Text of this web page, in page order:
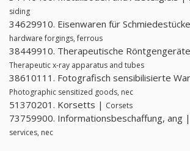
siding
34629910. Eisenwaren für
hardware forgings, ferrous
38449910. Therapeutische
Therapeutic x-ray apparatus and tubes
38610111. Fotografisch sensibilisierte
Photographic sensitized goods, nec
51370201. Korsetts | Corsets
73759900. Informationsbeschaffung, ang |
services, nec